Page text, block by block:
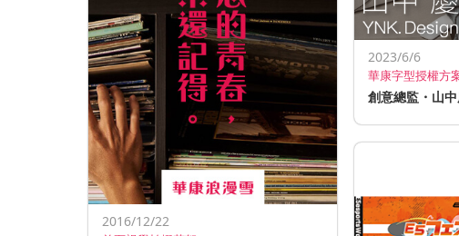
2023/6/6
華康字型授權方
創意總監・山
2016/12/22